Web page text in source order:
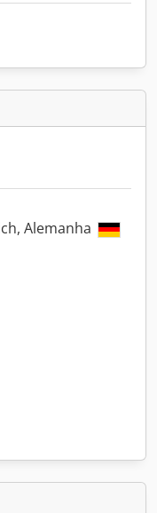
Alemanha